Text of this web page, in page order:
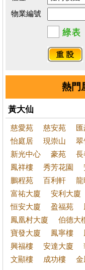
物業編號
熱門
黃大仙
慈愛苑 慈安苑
怡庭居
現崇山 翠
新光中心
豪苑 長
鳳祥樓
秀芳花園
鵬程苑
百利軒 龍
富祐大廈
安利大廈
恒安大廈
盈福苑
鳳凰村大廈
伯德大
寶發大廈
鳳寧樓
興福樓
安達大廈
文顯樓
成功樓 金